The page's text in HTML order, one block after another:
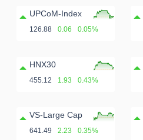
UPCoM-Index
126.88 0.06 0.05%
HNX30
455.12 1.93 0.43%
VS-Large Cap
641.49 2.23 0.35%